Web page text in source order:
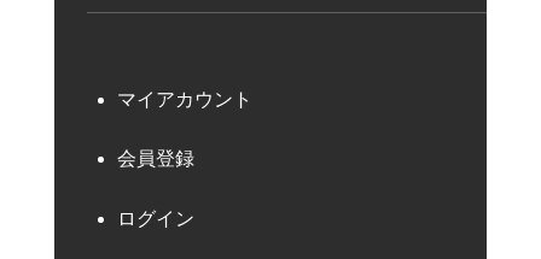
マイアカウント
会員登録
ログイン